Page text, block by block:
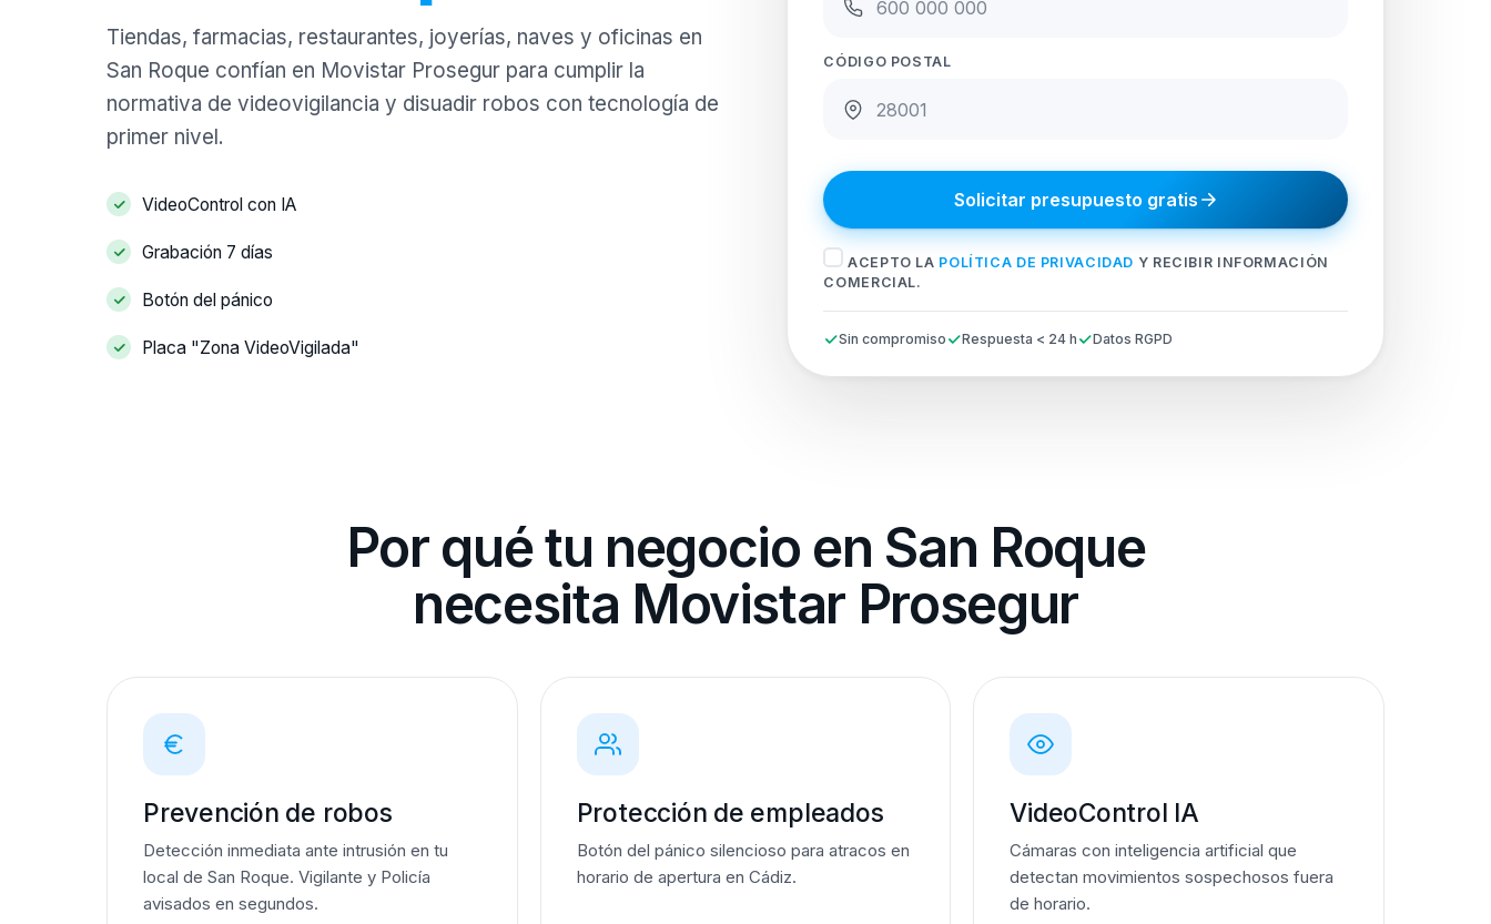
Tiendas, farmacias, restaurantes, joyerías, naves y oficinas en
San Roque confían en Movistar Prosegur para cumplir la
normativa de videovigilancia y disuadir robos con tecnología de
primer nivel.
VideoControl con IA
Grabación 7 días
Botón del pánico
Placa "Zona VideoVigilada"
CÓDIGO POSTAL
Solicitar presupuesto gratis
ACEPTO LA POLÍTICA DE PRIVACIDAD Y RECIBIR INFORMACIÓN
COMERCIAL.
Sin compromiso Respuesta < 24 h Datos RGPD
Por qué tu negocio en San Roque
necesita Movistar Prosegur
Prevención de robos
Detección inmediata ante intrusión en tu
local de San Roque. Vigilante y Policía
avisados en segundos.
Protección de empleados
Botón del pánico silencioso para atracos en
horario de apertura en Cádiz.
VideoControl IA
Cámaras con inteligencia artificial que
detectan movimientos sospechosos fuera
de horario.